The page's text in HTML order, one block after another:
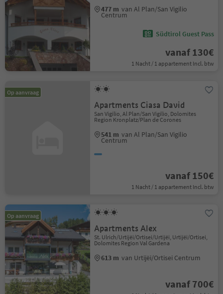
477 m van Al Plan/San Vigilio
Centrum
Südtirol Guest Pass
vanaf 130€
1 Nacht / 1 appartement Incl. btw
Op aanvraag
Apartments Ciasa David
San Vigilio, Al Plan/San Vigilio, Dolomites
Region Kronplatz/Plan de Corones
541 m van Al Plan/San Vigilio
Centrum
vanaf 150€
1 Nacht / 1 appartement Incl. btw
Op aanvraag
Apartments Alex
St. Ulrich/Urtijëi/Ortisei/Urtijëi, Urtijëi/Ortisei,
Dolomites Region Val Gardena
613 m van Urtijëi/Ortisei Centrum
vanaf 700€